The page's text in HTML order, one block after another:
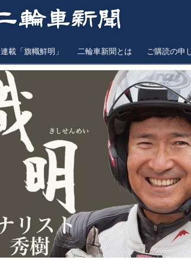
連載「旗幟鮮明」 二輪車新聞とは ご購読の申